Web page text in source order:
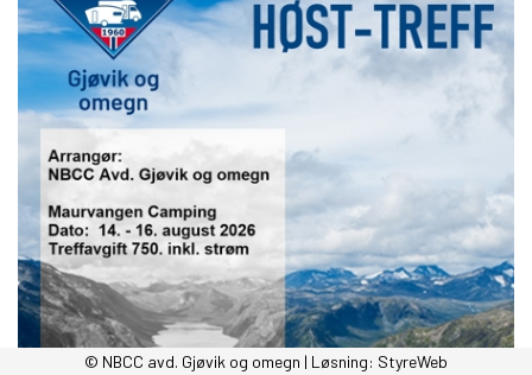
© NBCC avd. Gjøvik og omegn | Løsning: StyreWeb